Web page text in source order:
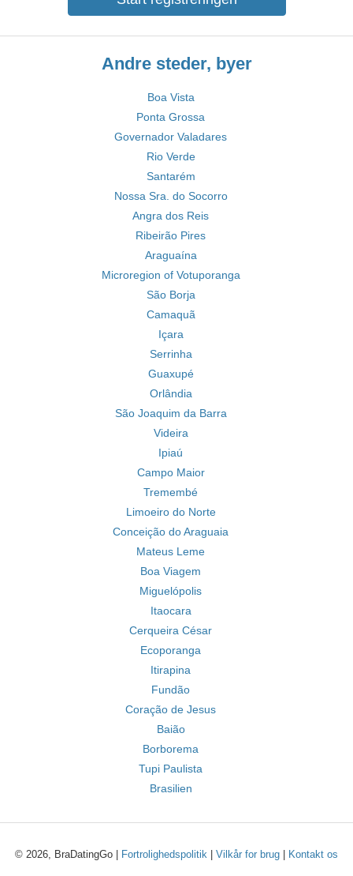
Andre steder, byer
Boa Vista
Ponta Grossa
Governador Valadares
Rio Verde
Santarém
Nossa Sra. do Socorro
Angra dos Reis
Ribeirão Pires
Araguaína
Microregion of Votuporanga
São Borja
Camaquã
Içara
Serrinha
Guaxupé
Orlândia
São Joaquim da Barra
Videira
Ipiaú
Campo Maior
Tremembé
Limoeiro do Norte
Conceição do Araguaia
Mateus Leme
Boa Viagem
Miguelópolis
Itaocara
Cerqueira César
Ecoporanga
Itirapina
Fundão
Coração de Jesus
Baião
Borborema
Tupi Paulista
Brasilien
© 2026, BraDatingGo | Fortrolighedspolitik Vilkår for brug Kontakt os